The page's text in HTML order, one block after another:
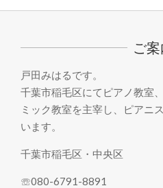
12-
ご
戸田みはるです。
千葉市稲毛区にてピアノ教室
ミック教室を主宰し、ピアニ
います。
千葉市稲毛区・中央区
☏080-6791-8891